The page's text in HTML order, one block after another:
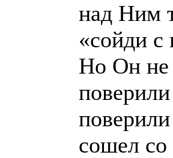
над Ним
«сойди с
Но Он не
сошел